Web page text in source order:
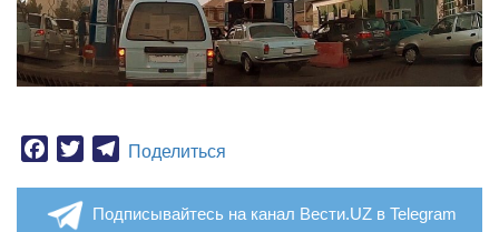
Facebook
TwitterTelegram
Поделиться
Подписывайтесь на канал Вести.UZ в Telegram